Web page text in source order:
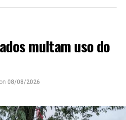
multam uso do
on 08/08/2026